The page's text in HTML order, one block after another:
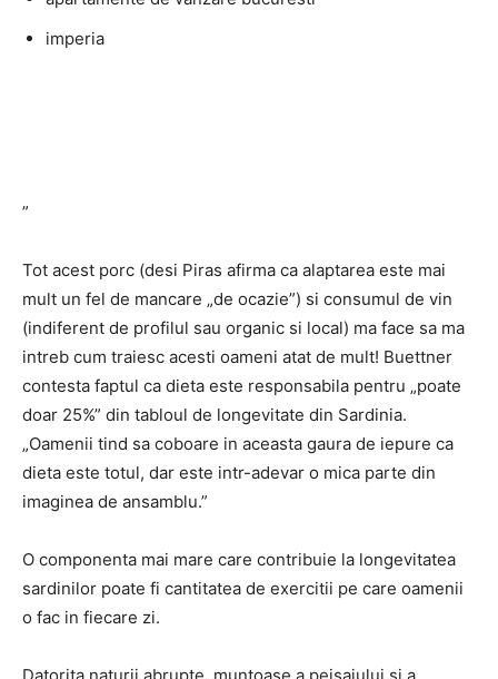
imperia
”
Tot acest porc (desi Piras afirma ca alaptarea este mai
mult un fel de mancare „de ocazie”) si consumul de vin
(indiferent de profilul sau organic si local) ma face sa ma
intreb cum traiesc acesti oameni atat de mult! Buettner
contesta faptul ca dieta este responsabila pentru „poate
doar 25%” din tabloul de longevitate din Sardinia.
„Oamenii tind sa coboare in aceasta gaura de iepure ca
dieta este totul, dar este intr-adevar o mica parte din
imaginea de ansamblu.”
O componenta mai mare care contribuie la longevitatea
sardinilor poate fi cantitatea de exercitii pe care oamenii
o fac in fiecare zi.